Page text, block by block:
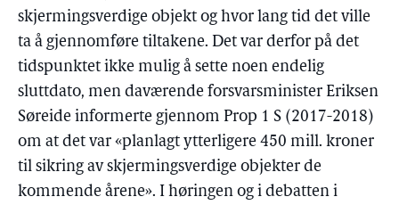
skjermingsverdige objekt og hvor lang tid det ville
ta å gjennomføre tiltakene. Det var derfor på det
tidspunktet ikke mulig å sette noen endelig
sluttdato, men daværende forsvarsminister Eriksen
Søreide informerte gjennom Prop 1 S (2017-2018)
om at det var «planlagt ytterligere 450 mill. kroner
til sikring av skjermingsverdige objekter de
kommende årene». I høringen og i debatten i